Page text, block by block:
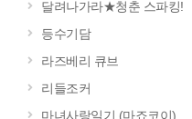
달려나가라★청춘 스파킹!
등수기담
라즈베리 큐브
리들조커
마녀사랑일기 (마죠코이)